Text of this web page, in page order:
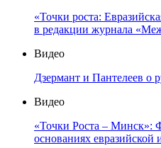
«Точки роста:
в редакции журнала
Видео
Дзермант и Пантелеев о
Видео
«Точки Роста – Минск»:
основаниях евразийской